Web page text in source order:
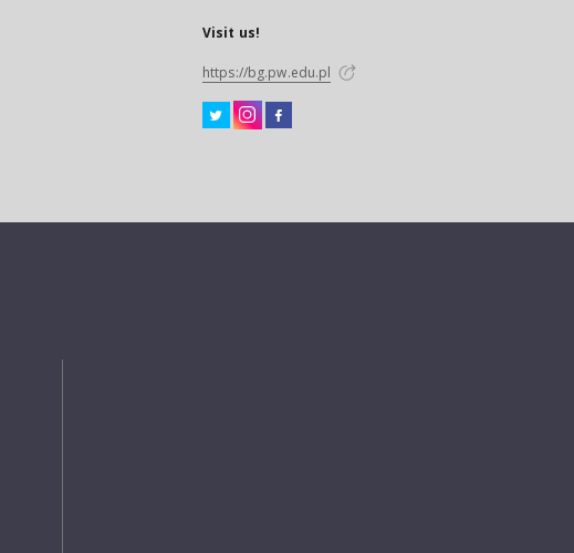
Visit us!
https://bg.pw.edu.pl